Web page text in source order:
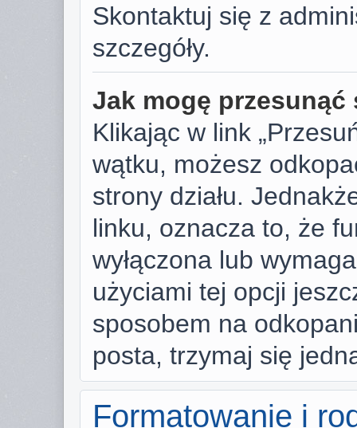
Skontaktuj się z
szczegóły.
Jak mogę
Klikając w link
wątku, możesz
strony działu.
linku, oznacza to, że
wyłączona lub
użyciami tej opcji
sposobem na
posta, trzymaj się
Formatowanie i